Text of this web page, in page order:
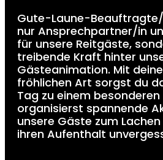
Gute-Laune-
nur Ansprechpartner/in
für unsere Reitgäste,
treibende Kraft hinter
Gästeanimation. Mit
fröhlichen Art sorgst du
Tag zu einem besonderen
organisierst spannende
unsere Gäste zum
ihren Aufenthalt